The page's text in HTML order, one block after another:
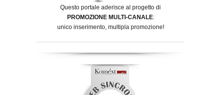
Questo portale aderisce al progetto di
PROMOZIONE MULTI-CANALE:
unico inserimento, multipla promozione!